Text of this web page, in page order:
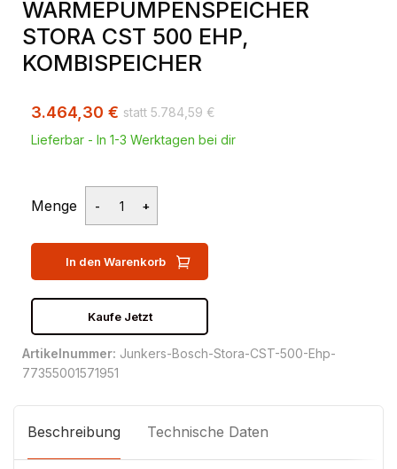
WÄRMEPUMPENSPEICHER
STORA CST 500 EHP,
KOMBISPEICHER
5.784,59 €
3.464,30 €
Lieferbar - In 1-3 Werktagen bei dir
Menge
In den Warenkorb
Kaufe Jetzt
Artikelnummer: Junkers-Bosch-Stora-CST-500-Ehp-
77355001571951
Beschreibung Technische Daten